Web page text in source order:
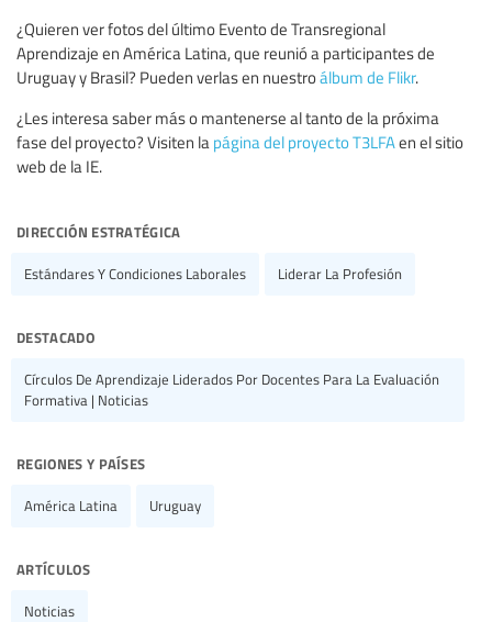
¿Quieren ver fotos del último Evento de Transregional
Aprendizaje en América Latina, que reunió a participantes de
Uruguay y Brasil? Pueden verlas en nuestroálbum de Flikr.
¿Les interesa saber más o mantenerse al tanto de la próxima
fase del proyecto? Visiten la página del proyecto T3LFAen el sitio
web de la IE.
dirección estratégica
Estándares Y Condiciones Laborales Liderar La Profesión
destacado
Círculos De Aprendizaje Liderados Por Docentes Para La Evaluación
Formativa | Noticias
regiones y países
América Latina Uruguay
artículos
Noticias